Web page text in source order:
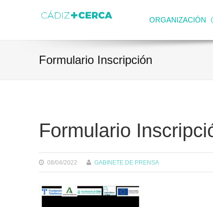
ORGANIZACIÓN
Formulario Inscripción
Formulario
08/04/2022 GABINETE DE PRENSA